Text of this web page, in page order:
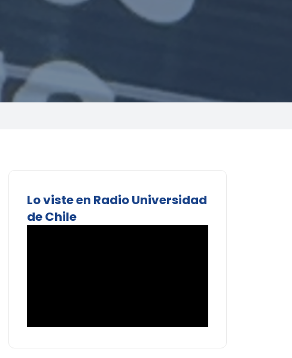
Lo viste en Radio Universidad
de Chile